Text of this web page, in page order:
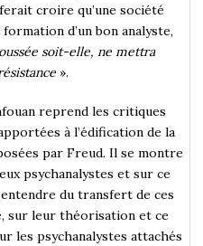
croire qu’une société
d’un bon analyste,
soit-elle, ne mettra
».
reprend les critiques
à l’édification de la
par Freud. Il se montre
psychanalystes et sur ce
du transfert de ces
sur leur théorisation et ce
les psychanalystes attachés